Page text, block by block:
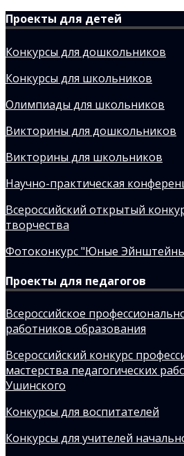
Проекты для детей
Конкурсы для дошкольников
Конкурсы для школьников
Олимпиады для школьников
Викторины для дошкольников
Викторины для школьников
Научно-практическая
Всероссийский открытый
творчества
Фотоконкурс "Юные
Проекты для педагогов
Всероссийское
работников образования
Всероссийский конкурс
мастерства педагогических
Ушинского
Конкурсы для воспитателей
Конкурсы для учителей